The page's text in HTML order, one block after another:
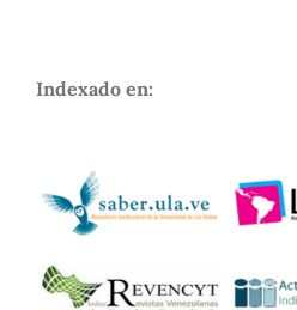
Indexado en: